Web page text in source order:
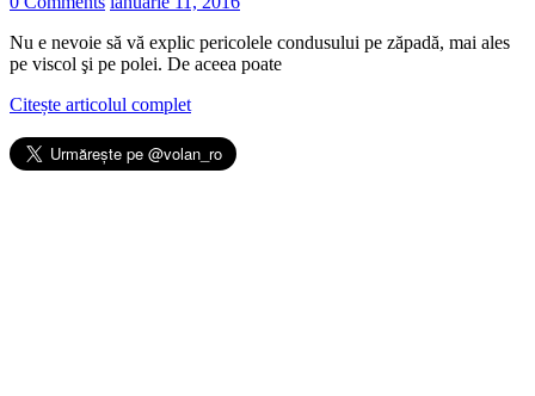
Nu e nevoie să vă explic pericolele condusului pe zăpadă, mai ales
pe viscol şi pe polei. De aceea poate
Citește articolul complet